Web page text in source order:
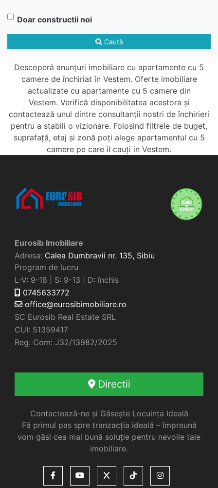
Doar constructii noi
Caută
Descoperă anunțuri imobiliare cu apartamente cu 5
camere de închiriat în Vestem. Oferte imobiliare
actualizate cu apartamente cu 5 camere din
Vestem. Verifică disponibilitatea acestora și
contactează unul dintre consultanții nostri de închirieri
pentru a stabili o vizionare. Folosind filtrele de buget,
suprafață, etaj și zonă poți alege apartamentul cu 5
camere pe care il cauți in Vestem.
Eurosib Imobiliare
Adresa: Calea Dumbravii nr. 135, Sibiu
Program de lucru
L-V: 9-18 | S: 9-13 | D: închis
0745633772
office@eurosibimobiliare.ro
SC Eurosib Real Estate SRL
CUI: 51359417
Reg. Com: J32/13982/2025
Directii
Contactează-ne și Găsește Locuința Ideală
Fă primul pas spre tranzacția ideală – împreună
vom găsi cea mai bună soluție pentru nevoile tale
imobiliare.